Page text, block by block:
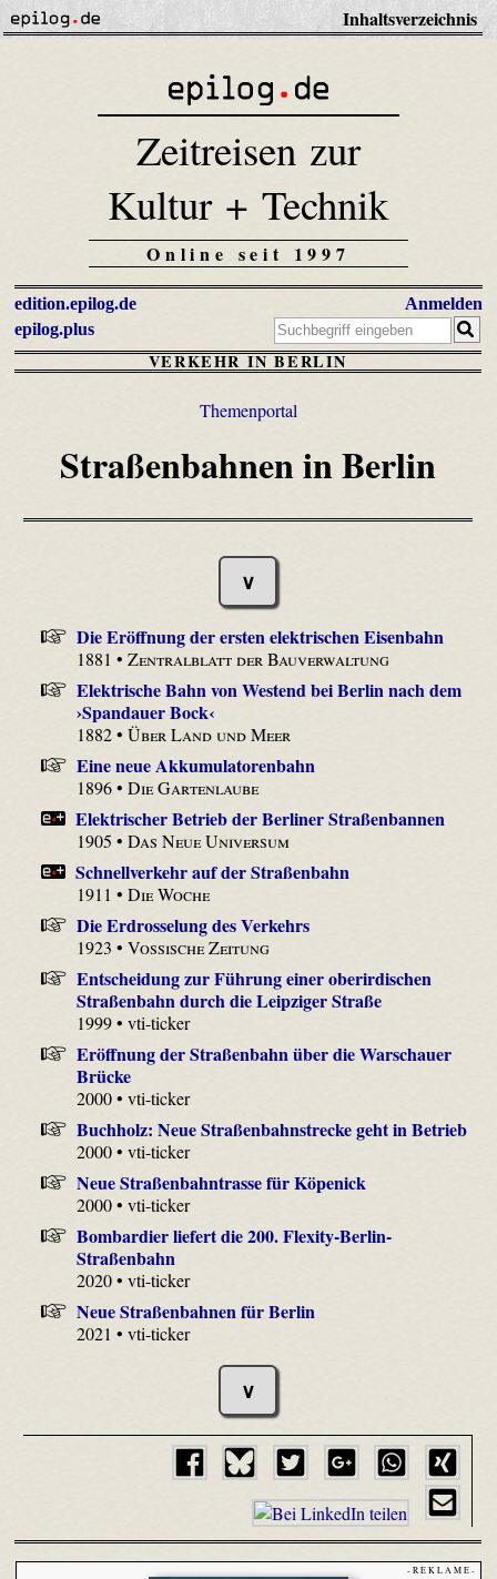
Inhaltsverzeichnis
Zeitreisen zur
Kultur + Technik
Online seit 1997
edition.epilog.de
epilog.plus
Anmelden
VERKEHR IN BERLIN
Themenportal
Straßenbahnen in Berlin
∨
Die Eröffnung der ersten elektrischen Eisenbahn
1881 •Zentralblatt der Bauverwaltung
Elektrische Bahn von Westend bei Berlin nach dem
›Spandauer Bock‹
1882 •Über Land und Meer
Eine neue Akkumulatorenbahn
1896 •Die Gartenlaube
Elektrischer Betrieb der Berliner Straßenbannen
1905 •Das Neue Universum
Schnellverkehr auf der Straßenbahn
1911 •Die Woche
Die Erdrosselung des Verkehrs
1923 •Vossische Zeitung
Entscheidung zur Führung einer oberirdischen
Straßenbahn durch die Leipziger Straße
1999 • vti-ticker
Eröffnung der Straßenbahn über die Warschauer
Brücke
2000 • vti-ticker
Buchholz: Neue Straßenbahnstrecke geht in Betrieb
2000 • vti-ticker
Neue Straßenbahntrasse für Köpenick
2000 • vti-ticker
Bombardier liefert die 200. Flexity-Berlin-
Straßenbahn
2020 • vti-ticker
Neue Straßenbahnen für Berlin
2021 • vti-ticker
∨
- R E K L A M E -